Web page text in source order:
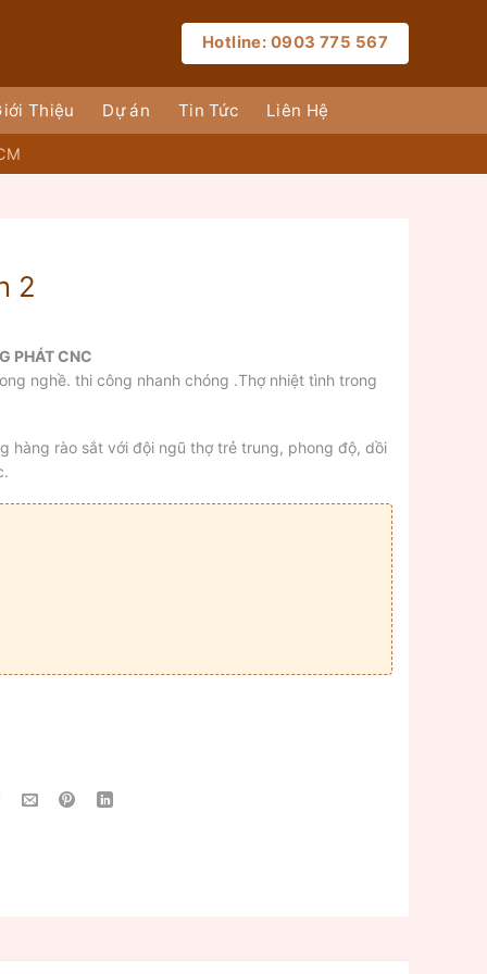
Hotline: 0903 775 567
Thiệu Dự án Tin Tức Liên Hệ
2
PHÁT CNC
nghề. thi công nhanh chóng .Thợ nhiệt tình trong
hàng rào sắt với đội ngũ thợ trẻ trung, phong độ, dồi